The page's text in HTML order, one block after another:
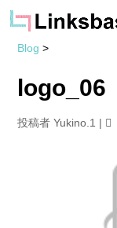
Blog >
logo_06
投稿者Yukino.1 |